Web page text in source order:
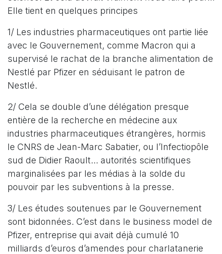
Elle tient en quelques principes
1/ Les industries pharmaceutiques ont partie liée
avec le Gouvernement, comme Macron qui a
supervisé le rachat de la branche alimentation de
Nestlé par Pfizer en séduisant le patron de
Nestlé.
2/ Cela se double d’une délégation presque
entière de la recherche en médecine aux
industries pharmaceutiques étrangères, hormis
le CNRS de Jean-Marc Sabatier, ou l’Infectiopôle
sud de Didier Raoult... autorités scientifiques
marginalisées par les médias à la solde du
pouvoir par les subventions à la presse.
3/ Les études soutenues par le Gouvernement
sont bidonnées. C’est dans le business model de
Pfizer, entreprise qui avait déjà cumulé 10
milliards d’euros d’amendes pour charlatanerie